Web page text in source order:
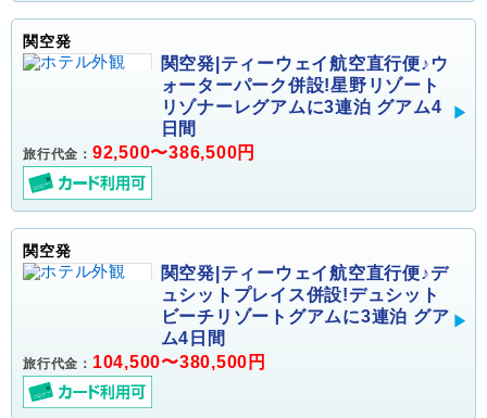
関空発
関空発|ティーウェイ航空直行便♪ウ
ォーターパーク併設!星野リゾート
リゾナーレグアムに3連泊 グアム4
日間
旅行代金： 92,500〜386,500円
関空発
関空発|ティーウェイ航空直行便♪デ
ュシットプレイス併設!デュシット
ビーチリゾートグアムに3連泊 グア
ム4日間
旅行代金： 104,500〜380,500円